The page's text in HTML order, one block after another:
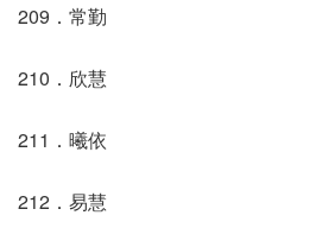
209．常勤
210．欣慧
211．曦依
212．易慧